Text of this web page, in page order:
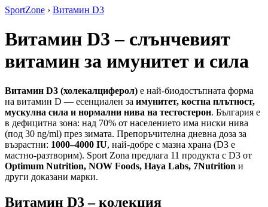
SportZone › Витамин D3
Витамин D3 – слънчевият
витамин за имунитет и сила
Витамин D3 (холекалциферол) е най-биодостъпната форма
на витамин D — есенциален за имунитет, костна плътност,
мускулна сила и нормални нива на тестостерон. България е
в дефицитна зона: над 70% от населението има ниски нива
(под 30 ng/ml) през зимата. Препоръчителна дневна доза за
възрастни: 1000–4000 IU, най-добре с мазна храна (D3 е
мастно-разтворим). Sport Zona предлага 11 продукта с D3 от
Optimum Nutrition, NOW Foods, Haya Labs, 7Nutrition и
други доказани марки.
Витамин D3 – колекция